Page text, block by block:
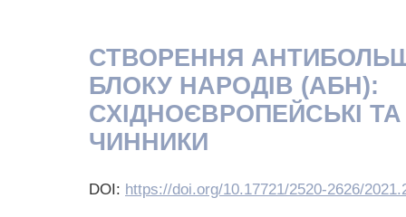
СТВОРЕННЯ
БЛОКУ НАРОДІВ (АБН):
СХІДНОЄВРОПЕЙСЬКІ ТА
ЧИННИКИ
DOI: https://doi.org/10.17721/2520-2626/